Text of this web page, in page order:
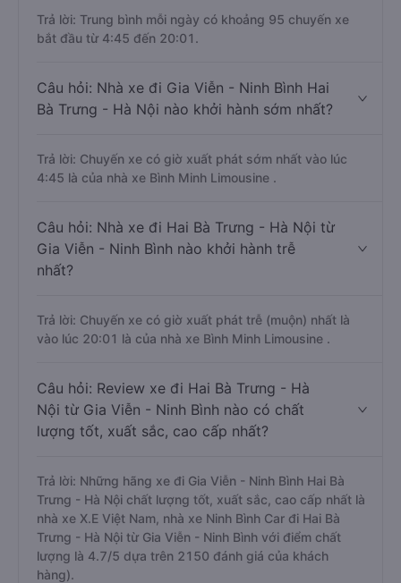
Trả lời: Trung bình mỗi ngày có khoảng 95 chuyến xe
bắt đầu từ 4:45 đến 20:01.
Câu hỏi: Nhà xe đi Gia Viễn - Ninh Bình Hai
Bà Trưng - Hà Nội nào khởi hành sớm nhất?
Trả lời: Chuyến xe có giờ xuất phát sớm nhất vào lúc
4:45 là của nhà xe Bình Minh Limousine .
Câu hỏi: Nhà xe đi Hai Bà Trưng - Hà Nội từ
Gia Viễn - Ninh Bình nào khởi hành trễ
nhất?
Trả lời: Chuyến xe có giờ xuất phát trễ (muộn) nhất là
vào lúc 20:01 là của nhà xe Bình Minh Limousine .
Câu hỏi: Review xe đi Hai Bà Trưng - Hà
Nội từ Gia Viễn - Ninh Bình nào có chất
lượng tốt, xuất sắc, cao cấp nhất?
Trả lời: Những hãng xe đi Gia Viễn - Ninh Bình Hai Bà
Trưng - Hà Nội chất lượng tốt, xuất sắc, cao cấp nhất là
nhà xe X.E Việt Nam, nhà xe Ninh Bình Car đi Hai Bà
Trưng - Hà Nội từ Gia Viễn - Ninh Bình với điểm chất
lượng là 4.7/5 dựa trên 2150 đánh giá của khách
hàng).